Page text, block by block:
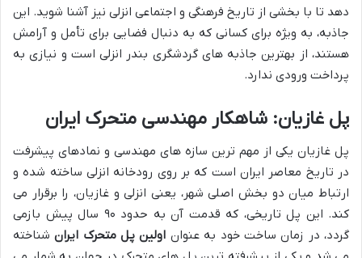
دهد تا با بخشی از تاریخ فرهنگی و اجتماعی انزلی نیز آشنا شوید. این
جاذبه، به ویژه برای کسانی که به دنبال فضایی برای تأمل و آرامش
هستند، از بهترین جاذبه های گردشگری بندر انزلی است و نیازی به
پرداخت ورودی ندارد.
پل غازیان: شاهکار مهندسی متحرک ایران
پل غازیان یکی از مهم ترین سازه های مهندسی و نمادهای پیشرفت
در تاریخ معاصر ایران است که بر روی رودخانه انزلی ساخته شده و
ارتباط میان دو بخش اصلی شهر، یعنی انزلی و غازیان، را برقرار می
کند. این پل تاریخی، که قدمت آن به حدود ۹۰ سال پیش بازمی
گردد، در زمان ساخت خود به عنوان اولین پل متحرک ایرانشناخته